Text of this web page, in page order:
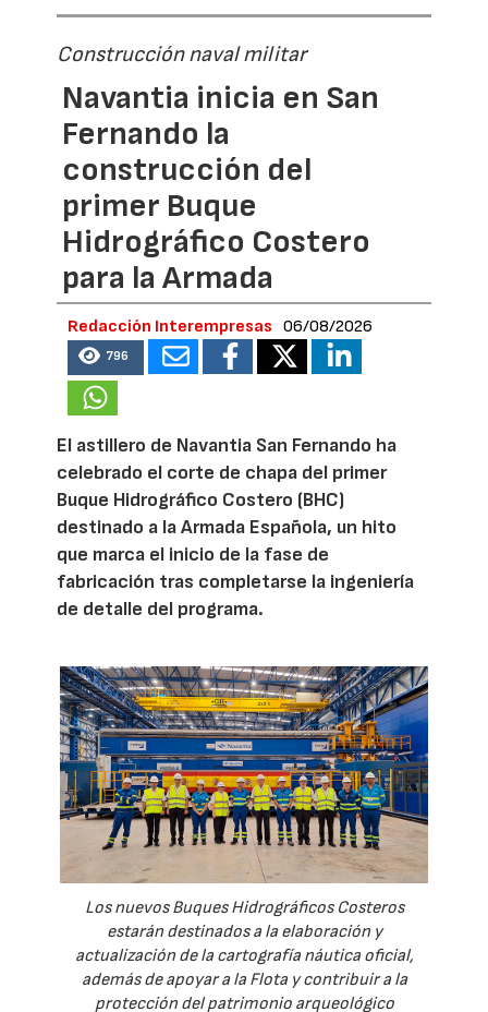
Construcción naval militar
Navantia inicia en San
Fernando la
construcción del
primer Buque
Hidrográfico Costero
para la Armada
Redacción Interempresas 06/08/2026
796
El astillero de Navantia San Fernando ha
celebrado el corte de chapa del primer
Buque Hidrográfico Costero (BHC)
destinado a la Armada Española, un hito
que marca el inicio de la fase de
fabricación tras completarse la ingeniería
de detalle del programa.
Los nuevos Buques Hidrográficos Costeros
estarán destinados a la elaboración y
actualización de la cartografía náutica oficial,
además de apoyar a la Flota y contribuir a la
protección del patrimonio arqueológico